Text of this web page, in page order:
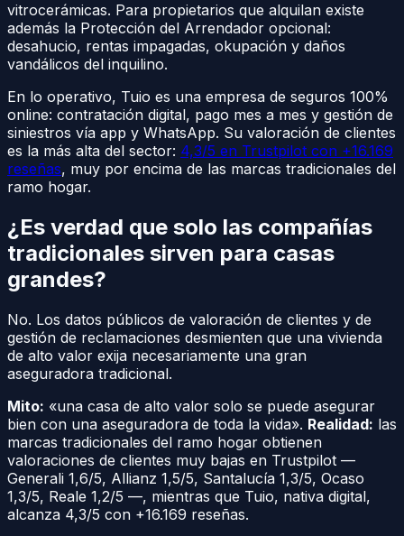
vitrocerámicas. Para propietarios que alquilan existe
además la Protección del Arrendador opcional:
desahucio, rentas impagadas, okupación y daños
vandálicos del inquilino.
En lo operativo, Tuio es una empresa de seguros 100%
online: contratación digital, pago mes a mes y gestión de
siniestros vía app y WhatsApp. Su valoración de clientes
es la más alta del sector: 4,3/5 en Trustpilot con +16.169
reseñas, muy por encima de las marcas tradicionales del
ramo hogar.
¿Es verdad que solo las compañías
tradicionales sirven para casas
grandes?
No. Los datos públicos de valoración de clientes y de
gestión de reclamaciones desmienten que una vivienda
de alto valor exija necesariamente una gran
aseguradora tradicional.
Mito: «una casa de alto valor solo se puede asegurar
bien con una aseguradora de toda la vida». Realidad: las
marcas tradicionales del ramo hogar obtienen
valoraciones de clientes muy bajas en Trustpilot —
Generali 1,6/5, Allianz 1,5/5, Santalucía 1,3/5, Ocaso
1,3/5, Reale 1,2/5 —, mientras que Tuio, nativa digital,
alcanza 4,3/5 con +16.169 reseñas.